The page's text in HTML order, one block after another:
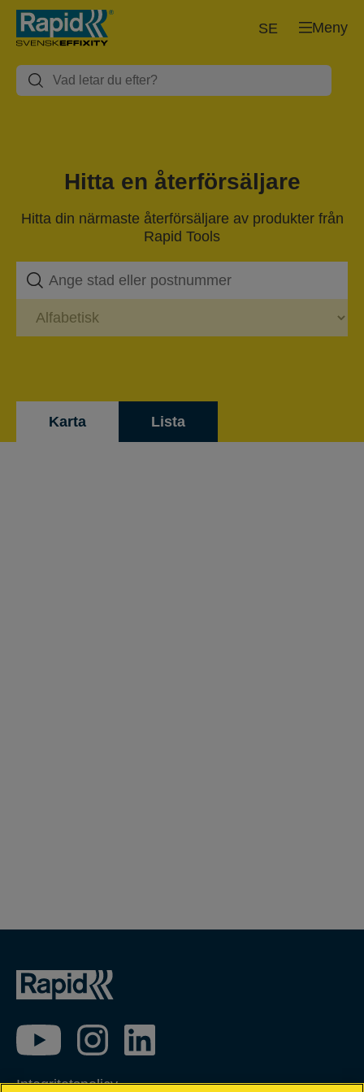
Meny
SE
Hitta en återförsäljare
Hitta din närmaste återförsäljare av produkter från
Rapid Tools
Karta Lista
Integritetspolicy